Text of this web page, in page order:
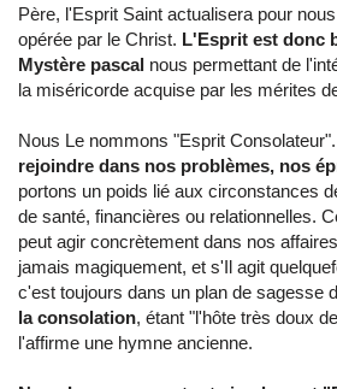
Père, l'Esprit Saint actualisera pour
opérée par le Christ. L'Esprit est donc
Mystère pascal nous permettant de
la miséricorde acquise par les mérites
Nous Le nommons "Esprit Consolateur".
rejoindre dans nos problèmes, nos
portons un poids lié aux circonstances
de santé, financières ou relationnelles.
peut agir concrètement dans nos
jamais magiquement, et s'Il agit
c'est toujours dans un plan de sagesse
la consolation, étant "l'hôte très doux
l'affirme une hymne ancienne.